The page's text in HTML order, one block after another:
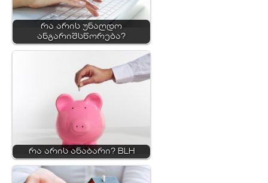
რა არის უნაღდო
ანგარიშსწორება?
რა არის ანაბარი? BLH